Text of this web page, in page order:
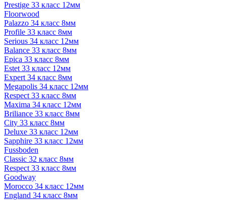
Prestige 33 класс 12мм
Floorwood
Palazzo 34 класс 8мм
Profile 33 класс 8мм
Serious 34 класс 12мм
Balance 33 класс 8мм
Epica 33 класс 8мм
Estet 33 класс 12мм
Expert 34 класс 8мм
Megapolis 34 класс 12мм
Respect 33 класс 8мм
Maxima 34 класс 12мм
Briliance 33 класс 8мм
City 33 класс 8мм
Deluxe 33 класс 12мм
Sapphire 33 класс 12мм
Fussboden
Classic 32 класс 8мм
Respect 33 класс 8мм
Goodway
Morocco 34 класс 12мм
England 34 класс 8мм